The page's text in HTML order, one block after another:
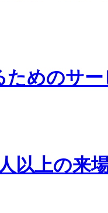
めのサー
以上の来